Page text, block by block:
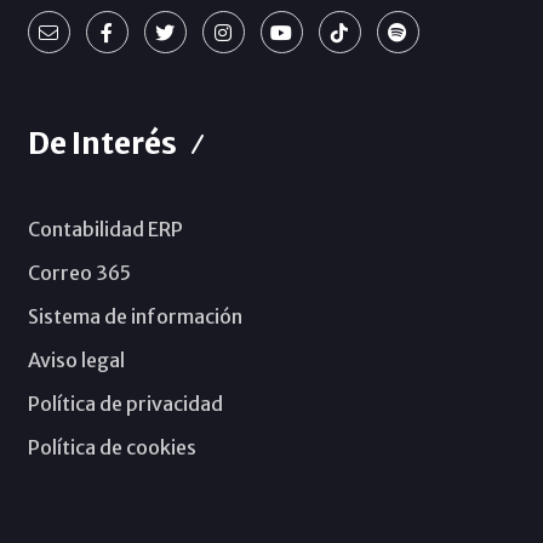
De Interés
Contabilidad ERP
Correo 365
Sistema de información
Aviso legal
Política de privacidad
Política de cookies